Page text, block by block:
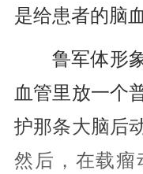
是给患者的脑
鲁军体形
血管里放一个
护那条大脑后
然后，在载